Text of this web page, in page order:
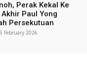
Perak Kekal Ke
Paul Yong
Persekutuan
6 February 2026